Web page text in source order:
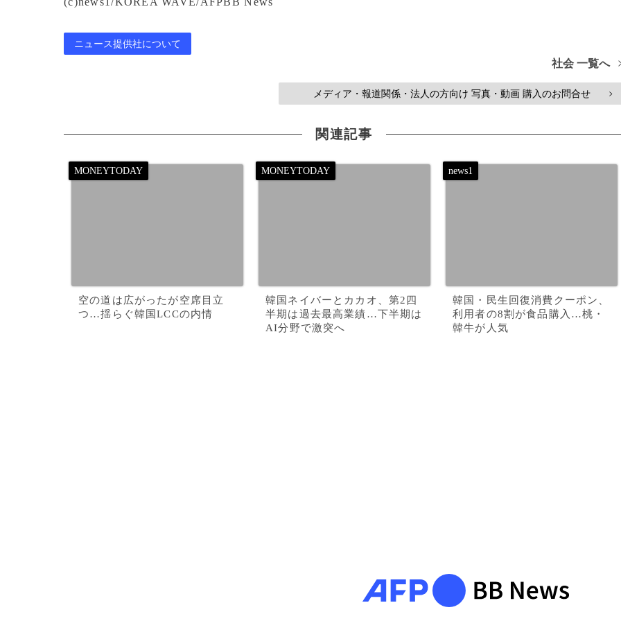
ニュース提供社について
社会 一覧へ
メディア・報道関係・法人の方向け 写真・動画 購入のお問合せ >
関連記事
空の道は広がったが空席目立
つ…揺らぐ韓国LCCの内情
韓国ネイバーとカカオ、第2四
半期は過去最高業績…下半期は
AI分野で激突へ
韓国・民生回復消費クーポン、
利用者の8割が食品購入…桃・
韓牛が人気